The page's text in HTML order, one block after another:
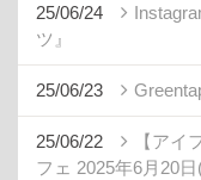
25/06/24
ツ』
25/06/23
25/06/22
【アイ
フェ 2025年6月20